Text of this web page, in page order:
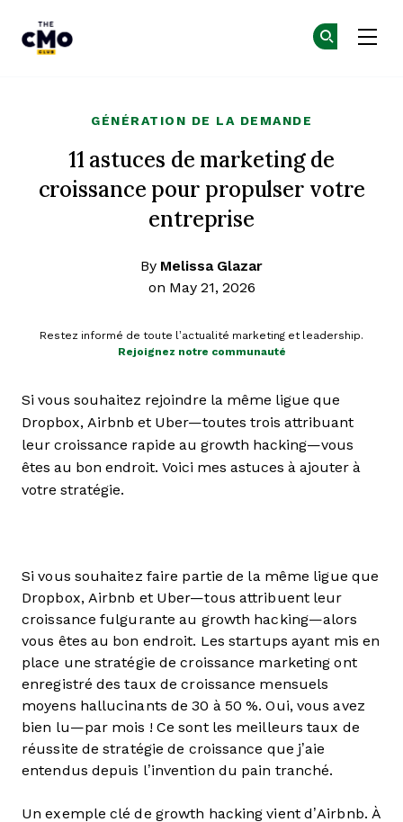
GÉNÉRATION DE LA DEMANDE
11 astuces de marketing de
croissance pour propulser votre
entreprise
By Melissa Glazar
on May 21, 2026
Restez informé de toute l’actualité marketing et leadership.
Rejoignez notre communauté
Si vous souhaitez rejoindre la même ligue que
Dropbox, Airbnb et Uber—toutes trois attribuant
leur croissance rapide au growth hacking—vous
êtes au bon endroit. Voici mes astuces à ajouter à
votre stratégie.
Si vous souhaitez faire partie de la même ligue que
Dropbox, Airbnb et Uber—tous attribuent leur
croissance fulgurante au growth hacking—alors
vous êtes au bon endroit. Les startups ayant mis en
place une stratégie de croissance marketing ont
enregistré des taux de croissance mensuels
moyens hallucinants de 30 à 50 %. Oui, vous avez
bien lu—par mois ! Ce sont les meilleurs taux de
réussite de stratégie de croissance que j’aie
entendus depuis l’invention du pain tranché.
Un exemple clé de growth hacking vient d’Airbnb. À